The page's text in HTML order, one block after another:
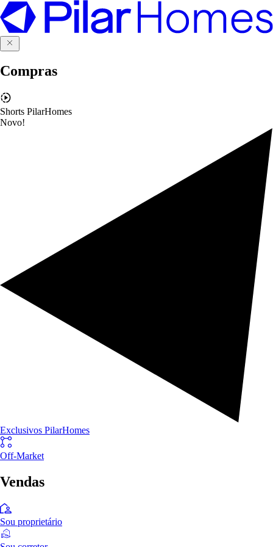
Compras
Shorts PilarHomes
Novo!
Exclusivos PilarHomes
Off-Market
Vendas
Sou proprietário